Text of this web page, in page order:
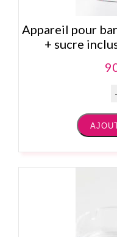
Appareil pour
+ sucre